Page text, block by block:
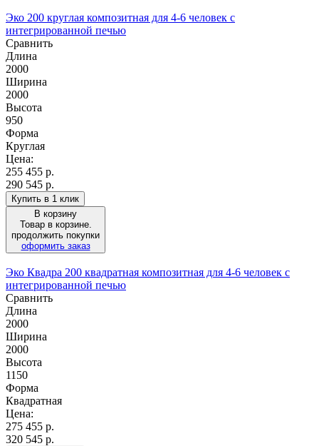
Эко 200 круглая композитная для 4-6 человек с
интегрированной печью
Сравнить
Длина
2000
Ширина
2000
Высота
950
Форма
Круглая
Цена:
255 455 р.
290 545 р.
Купить в 1 клик
В корзину
Товар в корзине.
продолжить покупки
оформить заказ
Эко Квадра 200 квадратная композитная для 4-6 человек с
интегрированной печью
Сравнить
Длина
2000
Ширина
2000
Высота
1150
Форма
Квадратная
Цена:
275 455 р.
320 545 р.